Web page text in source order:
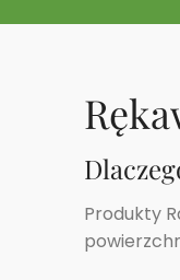
Produkty